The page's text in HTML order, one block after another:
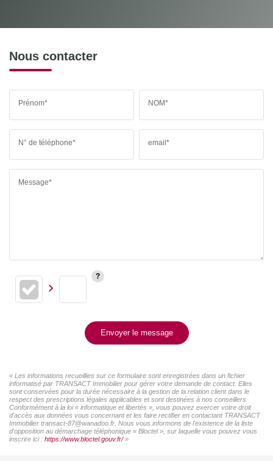
Nous contacter
Prénom* NOM*
N° de téléphone* email*
Message*
Envoyer le message
« Les informations recueillies sur ce formulaire sont enregistrées dans un fichier
informatisé par TRANSACT Immobilier pour gérer votre demande de contact. Elles
sont conservées pour la durée nécessaire à la gestion de la relation client dans le
respect des prescriptions légales applicables et sont destinées à nos conseillers
Conformément à la loi « informatique et libertés », vous pouvez exercer votre droit
d'accès aux données vous concernant et les faire rectifier en contactant TRANSACT
Immobilier transact-87@wanadoo.fr. Nous vous informons de l'existence de la liste
d'opposition au démarchage téléphonique « Bloctel », sur laquelle vous pouvez vous
inscrire ici : https://www.bloctel.gouv.fr/»